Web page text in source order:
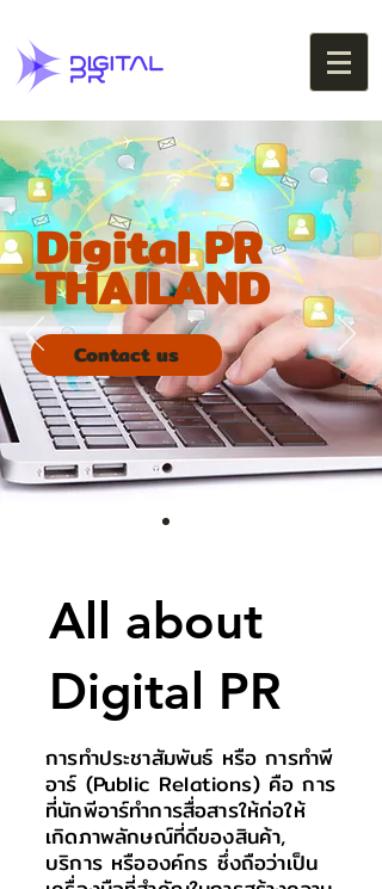
Digital PR
THAILAND
Contact us
All about
Digital PR
การทำประชาสัมพันธ์ หรือ การทำพี
อาร์ (Public Relations) คือ การ
ที่นักพีอาร์ทำการสื่อสารให้ก่อให้
เกิดภาพลักษณ์ที่ดีของสินค้า,
บริการ หรือองค์กร ซึ่งถือว่าเป็น